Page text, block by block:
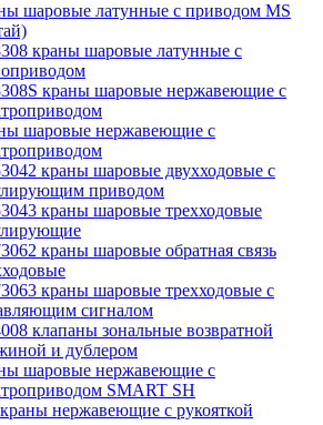
шаровые латунные с приводом MS
краны шаровые латунные с
краны шаровые нержавеющие с
шаровые нержавеющие с
краны шаровые двухходовые с
приводом
краны шаровые трехходовые
краны шаровые обратная связь
краны шаровые трехходовые с
сигналом
клапаны зональные возвратной
и дублером
шаровые нержавеющие с
SMART SH
нержавеющие с рукояткой